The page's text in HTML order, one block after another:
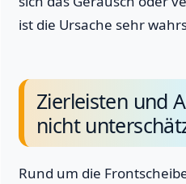
ist die Ursache sehr
Zierleisten und
nicht
Rund um die